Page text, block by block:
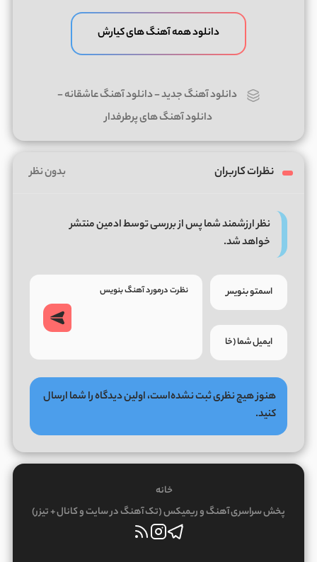
دانلود همه آهنگ های کیارش
دانلود آهنگ جدید-دانلود آهنگ عاشقانه-
دانلود آهنگ های پرطرفدار
نظرات کاربران بدون نظر
نظر ارزشمند شما پس از بررسی توسط ادمین منتشر
خواهد شد.
هنوز هیچ نظری ثبت نشده‌است، اولین دیدگاه را شما ارسال
کنید.
خانه
پخش سراسری آهنگ و ریمیکس (تک آهنگ در سایت و کانال + تیزر)